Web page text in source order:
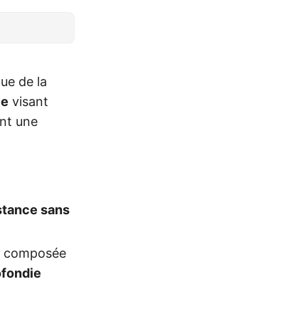
de la
visant
une
sans
composée